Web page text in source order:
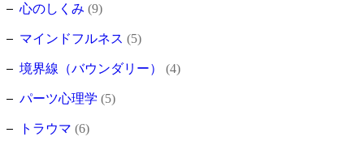
心のしくみ (9)
マインドフルネス (5)
境界線（バウンダリー） (4)
パーツ心理学 (5)
トラウマ (6)